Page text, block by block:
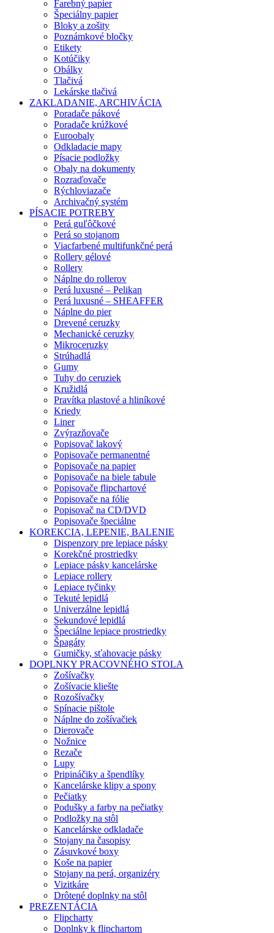
Farebný papier
Špeciálny papier
Bloky a zošity
Poznámkové bločky
Etikety
Kotúčiky
Obálky
Tlačivá
Lekárske tlačivá
ZAKLADANIE, ARCHIVÁCIA
Poradače pákové
Poradače krúžkové
Euroobaly
Odkladacie mapy
Písacie podložky
Obaly na dokumenty
Rozraďovače
Rýchloviazače
Archivačný systém
PÍSACIE POTREBY
Perá guľôčkové
Perá so stojanom
Viacfarbené multifunkčné perá
Rollery gélové
Rollery
Náplne do rollerov
Perá luxusné – Pelikan
Perá luxusné – SHEAFFER
Náplne do pier
Drevené ceruzky
Mechanické ceruzky
Mikroceruzky
Strúhadlá
Gumy
Tuhy do ceruziek
Kružidlá
Pravítka plastové a hliníkové
Kriedy
Liner
Zvýrazňovače
Popisovač lakový
Popisovače permanentné
Popisovače na papier
Popisovače na biele tabule
Popisovače flipchartové
Popisovače na fólie
Popisovač na CD/DVD
Popisovače špeciálne
KOREKCIA, LEPENIE, BALENIE
Dispenzory pre lepiace pásky
Korekčné prostriedky
Lepiace pásky kancelárske
Lepiace rollery
Lepiace tyčinky
Tekuté lepidlá
Univerzálne lepidlá
Sekundové lepidlá
Špeciálne lepiace prostriedky
Špagáty
Gumičky, sťahovacie pásky
DOPLNKY PRACOVNÉHO STOLA
Zošívačky
Zošívacie kliešte
Rozošívačky
Spínacie pištole
Náplne do zošívačiek
Dierovače
Nožnice
Rezače
Lupy
Pripináčiky a špendlíky
Kancelárske klipy a spony
Pečiatky
Podušky a farby na pečiatky
Podložky na stôl
Kancelárske odkladače
Stojany na časopisy
Zásuvkové boxy
Koše na papier
Stojany na perá, organizéry
Vizitkáre
Drôtené doplnky na stôl
PREZENTÁCIA
Flipcharty
Doplnky k flipchartom